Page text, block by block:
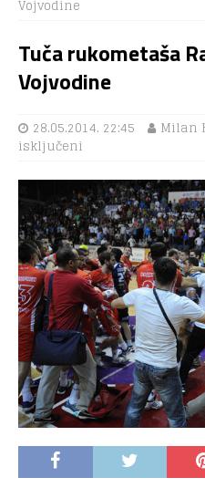
Vojvodine
Tuča rukometaša
Vojvodine
28.05.2014. 22:45 Milan
isključeni